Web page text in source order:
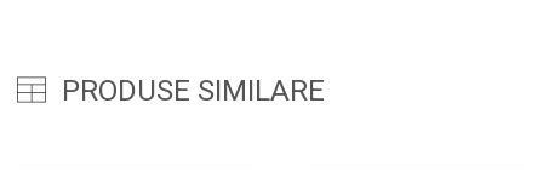
PRODUSE SIMILARE